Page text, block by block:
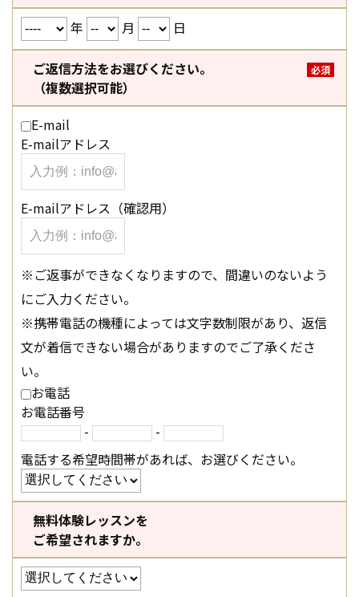
年 月 日
ご返信方法をお選びください。
（複数選択可能）
必須
E-mail
E-mailアドレス
E-mailアドレス（確認用）
※ご返事ができなくなりますので、間違いのないよう
にご入力ください。
※携帯電話の機種によっては文字数制限があり、返信
文が着信できない場合がありますのでご了承くださ
い。
お電話
お電話番号
-
-
電話する希望時間帯があれば、お選びください。
無料体験レッスンを
ご希望されますか。